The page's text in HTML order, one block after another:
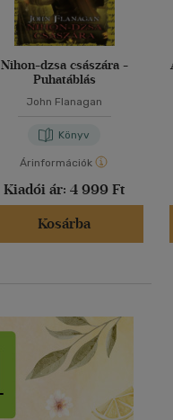
Nihon-dzsa császára -
Puhatáblás
John Flanagan
Könyv
Árinformációk
Kiadói ár: 4 999 Ft
Kosárba